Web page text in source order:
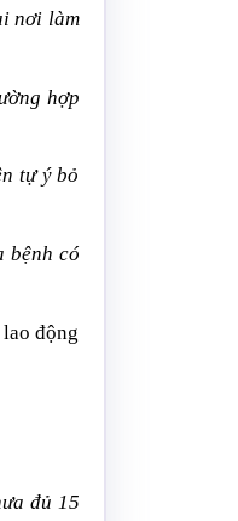
nơi làm
hợp
tự ý bỏ
bệnh có
động
đủ 15